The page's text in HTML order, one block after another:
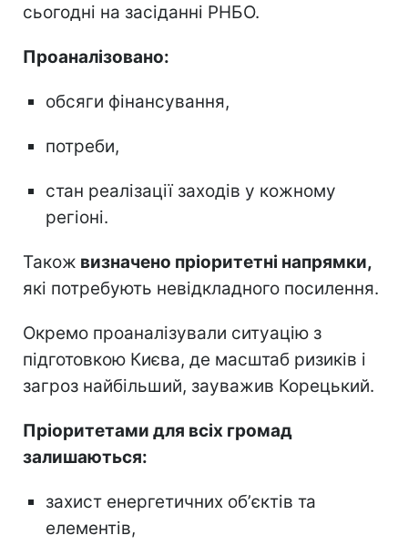
сьогодні на засіданні РНБО.
Проаналізовано:
обсяги фінансування,
потреби,
стан реалізації заходів у кожному
регіоні.
Також визначено пріоритетні напрямки,
які потребують невідкладного посилення.
Окремо проаналізували ситуацію з
підготовкою Києва, де масштаб ризиків і
загроз найбільший, зауважив Корецький.
Пріоритетами для всіх громад
залишаються:
захист енергетичних обʼєктів та
елементів,